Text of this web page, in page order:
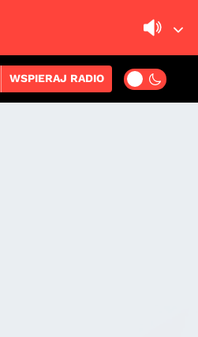
WSPIERAJ RADIO